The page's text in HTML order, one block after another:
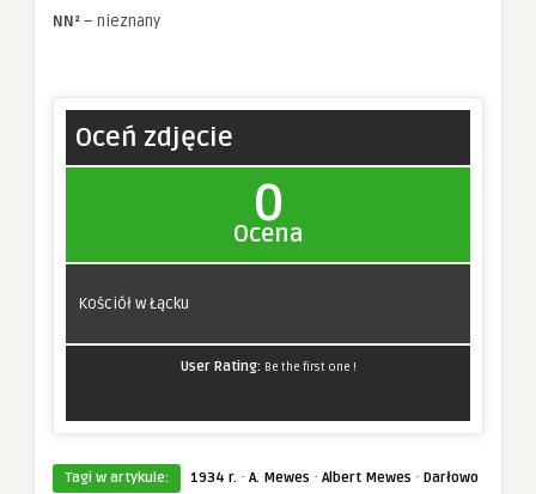
NN²– nieznany
Oceń zdjęcie
0
Ocena
Kościół w Łącku
User Rating: Be the first one !
Tagi w artykule: 1934 r. · A. Mewes · Albert Mewes · Darłowo